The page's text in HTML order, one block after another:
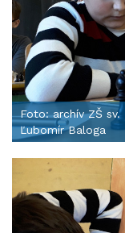
Foto: archív ZŠ
Ľubomír Baloga